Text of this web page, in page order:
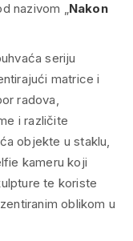
nazivom „Nakon
seriju
matrice i
radova,
i različite
objekte u staklu,
kameru koji
te koriste
oblikom u